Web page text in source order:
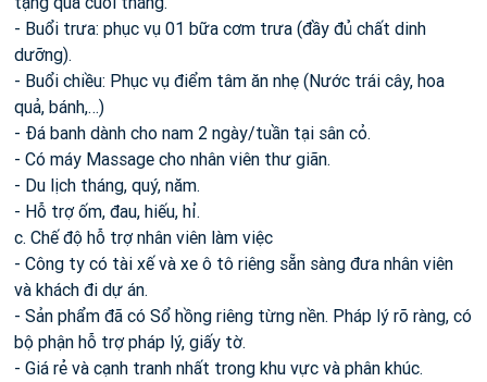
- Buổi trưa: phục vụ 01 bữa cơm trưa (đầy đủ chất dinh
dưỡng).
- Buổi chiều: Phục vụ điểm tâm ăn nhẹ (Nước trái cây, hoa
quả, bánh,…)
- Đá banh dành cho nam 2 ngày/tuần tại sân cỏ.
- Có máy Massage cho nhân viên thư giãn.
- Du lịch tháng, quý, năm.
- Hỗ trợ ốm, đau, hiếu, hỉ.
c. Chế độ hỗ trợ nhân viên làm việc
- Công ty có tài xế và xe ô tô riêng sẵn sàng đưa nhân viên
và khách đi dự án.
- Sản phẩm đã có Sổ hồng riêng từng nền. Pháp lý rõ ràng, có
bộ phận hỗ trợ pháp lý, giấy tờ.
- Giá rẻ và cạnh tranh nhất trong khu vực và phân khúc.